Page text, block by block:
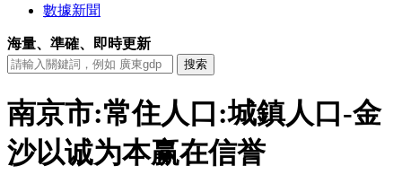
數據新聞
海量、準確、即時更新
南京市:常住人口:城鎮人口-金
沙以诚为本赢在信誉